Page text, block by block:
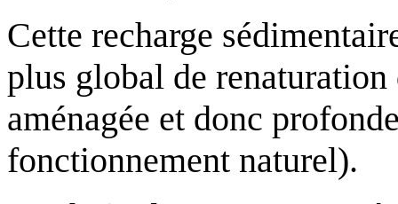
Cette recharge
plus global de
aménagée et donc
fonctionnement naturel).